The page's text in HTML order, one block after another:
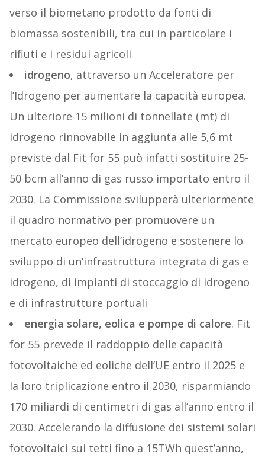
verso il biometano prodotto da fonti di
biomassa sostenibili, tra cui in particolare i
rifiuti e i residui agricoli
idrogeno, attraverso un Acceleratore per
l’Idrogeno per aumentare la capacità europea.
Un ulteriore 15 milioni di tonnellate (mt) di
idrogeno rinnovabile in aggiunta alle 5,6 mt
previste dal Fit for 55 può infatti sostituire 25-
50 bcm all’anno di gas russo importato entro il
2030. La Commissione svilupperà ulteriormente
il quadro normativo per promuovere un
mercato europeo dell’idrogeno e sostenere lo
sviluppo di un’infrastruttura integrata di gas e
idrogeno, di impianti di stoccaggio di idrogeno
e di infrastrutture portuali
energia solare, eolica e pompe di calore. Fit
for 55 prevede il raddoppio delle capacità
fotovoltaiche ed eoliche dell’UE entro il 2025 e
la loro triplicazione entro il 2030, risparmiando
170 miliardi di centimetri di gas all’anno entro il
2030. Accelerando la diffusione dei sistemi solari
fotovoltaici sui tetti fino a 15TWh quest’anno,